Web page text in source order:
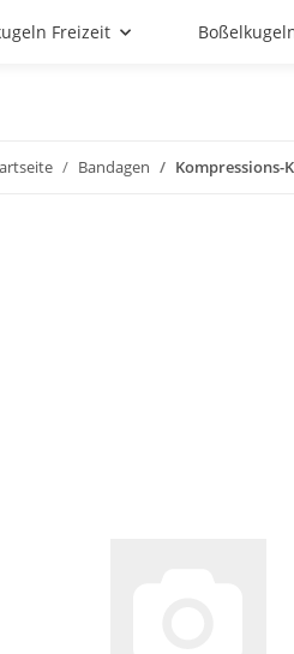
Freizeit
Bandagen Kompressions-